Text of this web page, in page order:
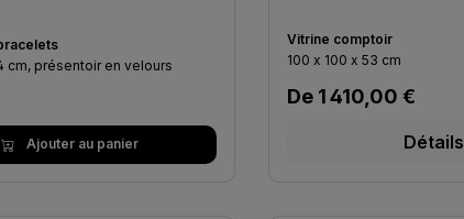
cm, présentoir en velours
:
Ajouter au panier
Vitrine comptoir
100 x 100 x 53 cm
Prix régulier :
De 1 410,00 €
Détails